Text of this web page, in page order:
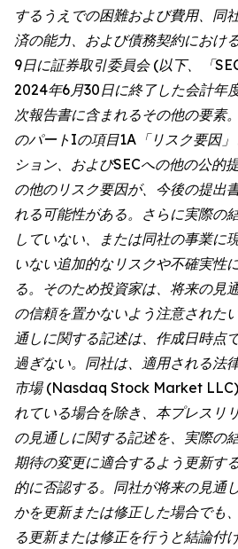
するうえでの困難および費用、同
済の能力、および債務契約におけ
9日に証券取引委員会 (以下、「
2024年6月30日に終了した会計年
次報告書に含まれるその他の要素
のパートIの項目1A「リスク要因
ション、およびSECへの他の公的
の他のリスク要因が、今後の提出
れる可能性がある。さらに実際の
していない、または同社の事業に
いない追加的なリスクや不確実性
る。そのため投資家は、将来の見
の信頼を置かないよう注意された
通しに関する記述は、作成日時点
過ぎない。同社は、適用される法
市場 (Nasdaq Stock Market LLC)
れている場合を除き、本プレスリ
の見通しに関する記述を、実際の
期待の変更に適合するよう更新す
的に否認する。同社が将来の見通
かを更新または修正した場合でも
る更新または修正を行うと結論付